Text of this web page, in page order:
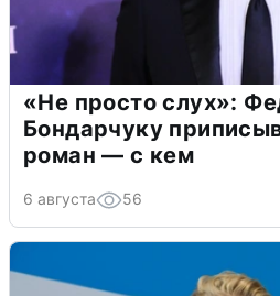
«Не просто слух»:
Бондарчуку
роман — с кем
6 августа 56